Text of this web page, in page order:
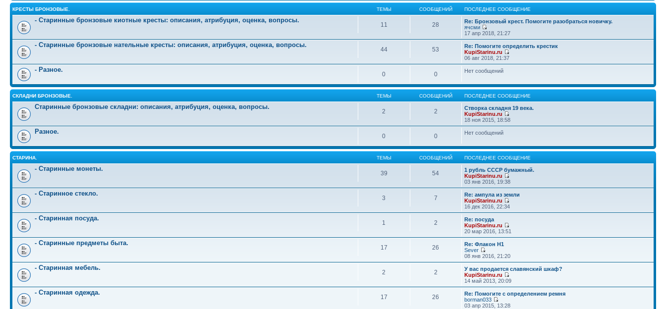
КРЕСТЫ БРОНЗОВЫЕ. ТЕМЫ СООБЩЕНИЙ ПОСЛЕДНЕЕ СООБЩЕНИЕ
- Старинные бронзовые киотные кресты: описания, атрибуция, оценка, вопросы.
11 28
Re: Бронзовый крест. Помогите разобраться новичку.
ячсми
17 апр 2018, 21:27
- Старинные бронзовые нательные кресты: описания, атрибуция, оценка, вопросы.
44 53
Re: Помогите определить крестик
KupiStarinu.ru
06 авг 2018, 21:37
- Разное.
0 0 Нет сообщений
СКЛАДНИ БРОНЗОВЫЕ. ТЕМЫ СООБЩЕНИЙ ПОСЛЕДНЕЕ СООБЩЕНИЕ
Старинные бронзовые складни: описания, атрибуция, оценка, вопросы.
2 2
Створка складня 19 века.
KupiStarinu.ru
18 ноя 2015, 18:58
Разное.
0 0 Нет сообщений
СТАРИНА. ТЕМЫ СООБЩЕНИЙ ПОСЛЕДНЕЕ СООБЩЕНИЕ
- Старинные монеты.
39 54
1 рубль СССР бумажный.
KupiStarinu.ru
03 янв 2016, 19:38
- Старинное стекло.
3 7
Re: ампула из земли
KupiStarinu.ru
16 дек 2016, 22:34
- Старинная посуда.
1 2
Re: посуда
KupiStarinu.ru
20 мар 2016, 13:51
- Старинные предметы быта.
17 26
Re: Флакон Н1
Sever
08 янв 2016, 21:20
- Старинная мебель.
2 2
У вас продается славянский шкаф?
KupiStarinu.ru
14 май 2013, 20:09
- Старинная одежда.
17 26
Re: Помогите с определением ремня
borman033
03 апр 2015, 13:28